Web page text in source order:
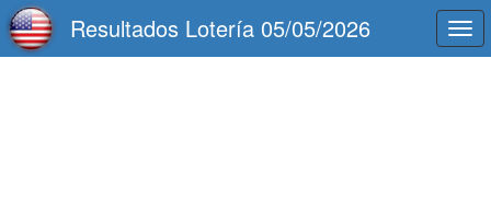
Resultados Lotería 05/05/2026